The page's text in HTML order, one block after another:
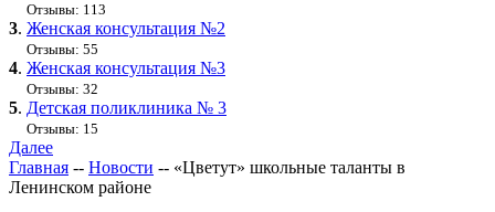
Отзывы: 113
3. Женская консультация №2
Отзывы: 55
4. Женская консультация №3
Отзывы: 32
5. Детская поликлиника № 3
Отзывы: 15
Далее
Главная -- Новости -- «Цветут» школьные таланты в
Ленинском районе